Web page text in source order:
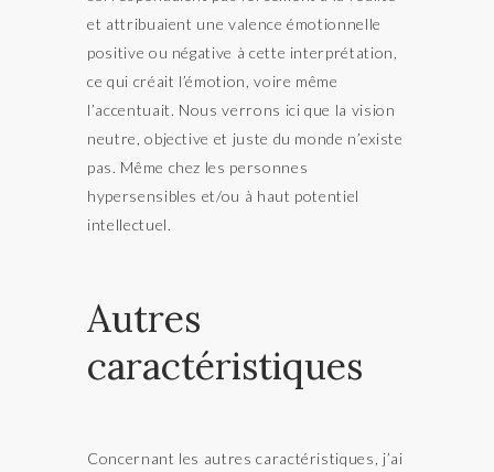
et attribuaient une valence émotionnelle
positive ou négative à cette interprétation,
ce qui créait l’émotion, voire même
l’accentuait. Nous verrons ici que la vision
neutre, objective et juste du monde n’existe
pas. Même chez les personnes
hypersensibles et/ou à haut potentiel
intellectuel.
Autres
caractéristiques
Concernant les autres caractéristiques, j’ai